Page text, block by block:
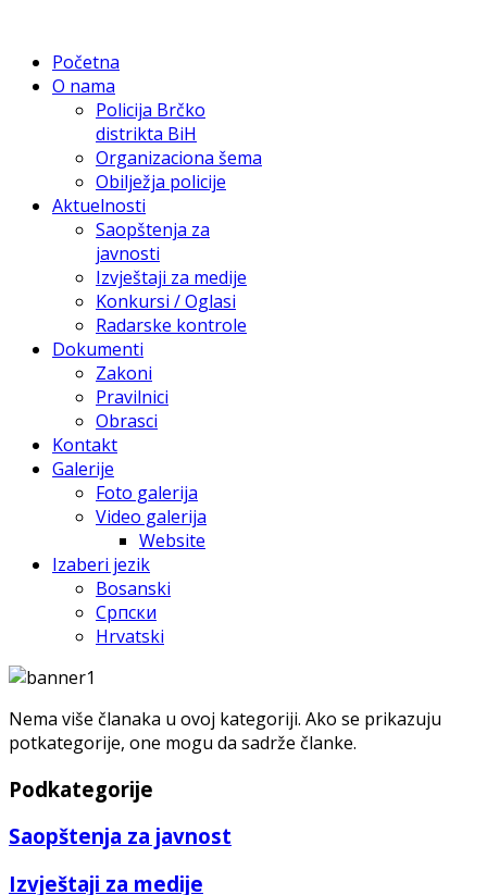
Početna
O nama
Policija Brčko
distrikta BiH
Organizaciona šema
Obilježja policije
Aktuelnosti
Saopštenja za
javnosti
Izvještaji za medije
Konkursi / Oglasi
Radarske kontrole
Dokumenti
Zakoni
Pravilnici
Obrasci
Kontakt
Galerije
Foto galerija
Video galerija
Website
Izaberi jezik
Bosanski
Српски
Hrvatski
Nema više članaka u ovoj kategoriji. Ako se prikazuju
potkategorije, one mogu da sadrže članke.
Podkategorije
Saopštenja za javnost
Izvještaji za medije